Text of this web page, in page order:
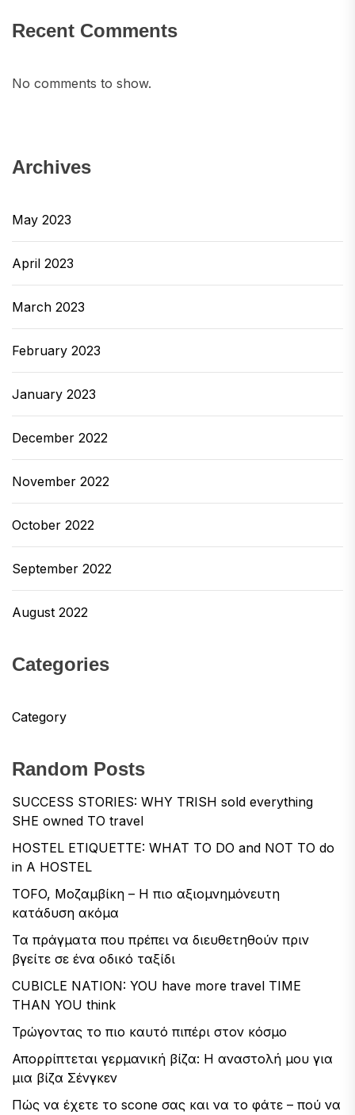
Recent Comments
No comments to show.
Archives
May 2023
April 2023
March 2023
February 2023
January 2023
December 2022
November 2022
October 2022
September 2022
August 2022
Categories
Category
Random Posts
SUCCESS STORIES: WHY TRISH sold everything
SHE owned TO travel
HOSTEL ETIQUETTE: WHAT TO DO and NOT TO do
in A HOSTEL
TOFO, Μοζαμβίκη – Η πιο αξιομνημόνευτη
κατάδυση ακόμα
Τα πράγματα που πρέπει να διευθετηθούν πριν
βγείτε σε ένα οδικό ταξίδι
CUBICLE NATION: YOU have more travel TIME
THAN YOU think
Τρώγοντας το πιο καυτό πιπέρι στον κόσμο
Απορρίπτεται γερμανική βίζα: Η αναστολή μου για
μια βίζα Σένγκεν
Πώς να έχετε το scone σας και να το φάτε – πού να